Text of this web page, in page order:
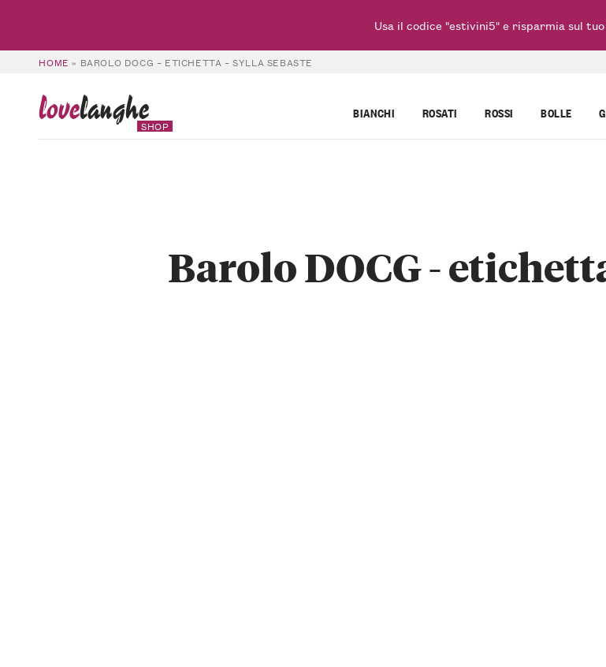
HOME » BAROLO DOCG – ETICHETTA – SYLLA SEBASTE
lovelanghe
SHOP
BIANCHI ROSATI ROSSI BOLLE
Barolo DOCG -
Usa il codice "estivini5" e risparmia sul